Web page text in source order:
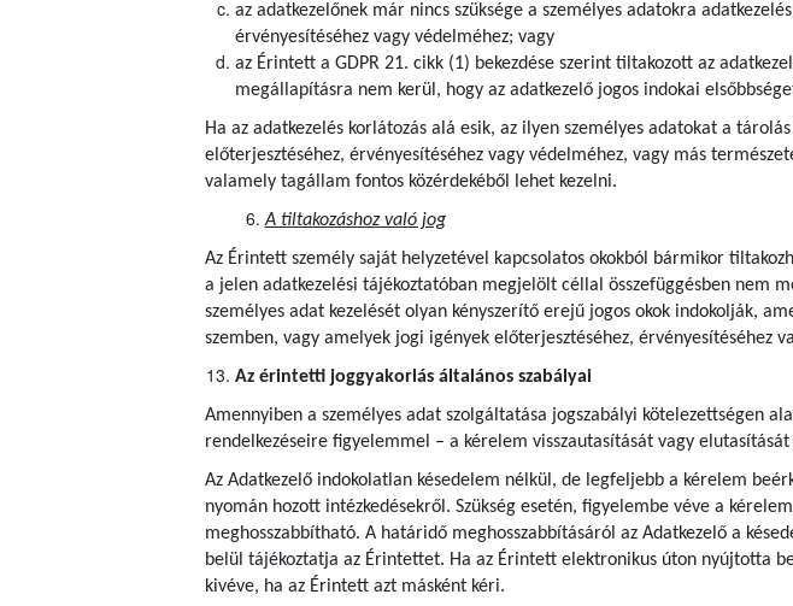
az adatkezelőnek már nincs szüksége a személyes adatokra
érvényesítéséhez vagy védelméhez; vagy
az Érintett a GDPR 21. cikk (1) bekezdése szerint tiltakozott az
megállapításra nem kerül, hogy az adatkezelő jogos indokai
Ha az adatkezelés korlátozás alá esik, az ilyen személyes adatokat a
előterjesztéséhez, érvényesítéséhez vagy védelméhez, vagy más
valamely tagállam fontos közérdekéből lehet kezelni.
A tiltakozáshoz való jog
Az Érintett személy saját helyzetével kapcsolatos okokból bármikor
a jelen adatkezelési tájékoztatóban megjelölt céllal összefüggésben nem
személyes adat kezelését olyan kényszerítő erejű jogos okok indokolják,
szemben, vagy amelyek jogi igények előterjesztéséhez, érvényesítéséhez
Az érintetti joggyakorlás általános szabályai
Amennyiben a személyes adat szolgáltatása jogszabályi kötelezettségen
rendelkezéseire figyelemmel – a kérelem visszautasítását vagy
Az Adatkezelő indokolatlan késedelem nélkül, de legfeljebb a kérelem
nyomán hozott intézkedésekről. Szükség esetén, figyelembe véve a
meghosszabbítható. A határidő meghosszabbításáról az Adatkezelő a
belül tájékoztatja az Érintettet. Ha az Érintett elektronikus úton nyújtotta
kivéve, ha az Érintett azt másként kéri.